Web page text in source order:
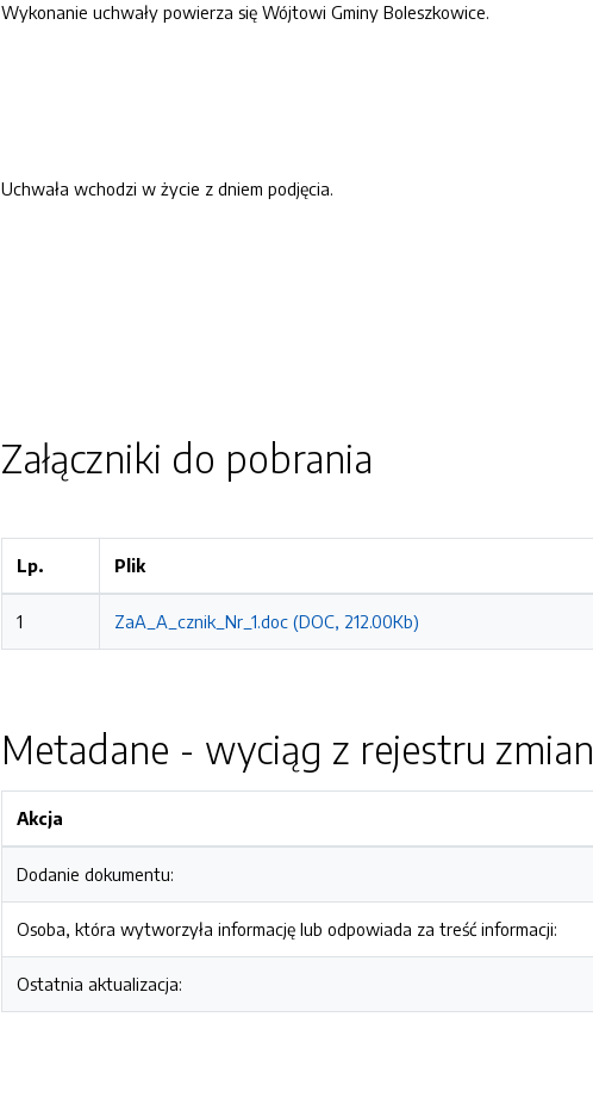
Wykonanie uchwały powierza się Wójtowi Gminy Boleszkowice.
Uchwała wchodzi w życie z dniem podjęcia.
Załączniki do pobrania
Lp. Plik
1 ZaA_A_cznik_Nr_1.doc (DOC, 212.00Kb)
Metadane - wyciąg z rejestru zmian
Akcja
Dodanie dokumentu:
Osoba, która wytworzyła informację lub odpowiada za treść informacji:
Ostatnia aktualizacja: